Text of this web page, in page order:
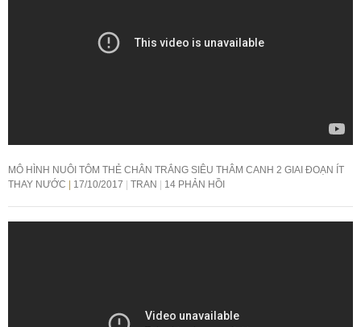
MÔ HÌNH NUÔI TÔM THẺ CHÂN TRẮNG SIÊU THÂM CANH 2 GIAI ĐOẠN ÍT
THAY NƯỚC
17/10/2017 TRAN 14 PHẢN HỒI